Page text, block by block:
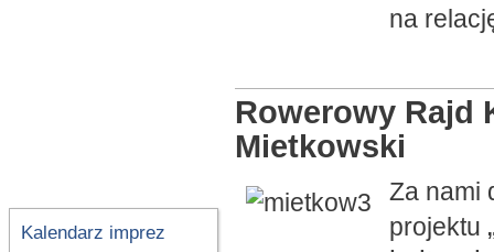
Kalendarz imprez
na
Rowerowy Rajd
Mietkowski
Za nami
projektu